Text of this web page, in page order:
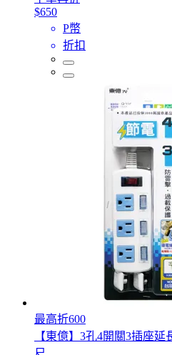
$650
P幣
折扣
最高折600
【東億】3孔4開關3插座延